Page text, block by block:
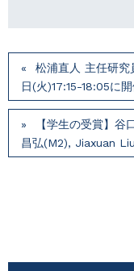
松浦直人 主任研究
⽇(火)17:15-18:05に
【学生の受賞】
昌弘(M2), Jiaxuan